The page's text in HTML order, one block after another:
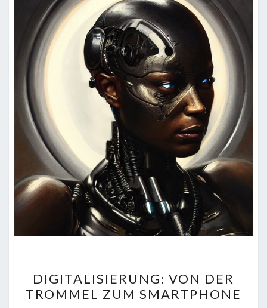
VON
DER
DIGITALISIERUNG: VON DER
TROMMEL ZUM SMARTPHONE